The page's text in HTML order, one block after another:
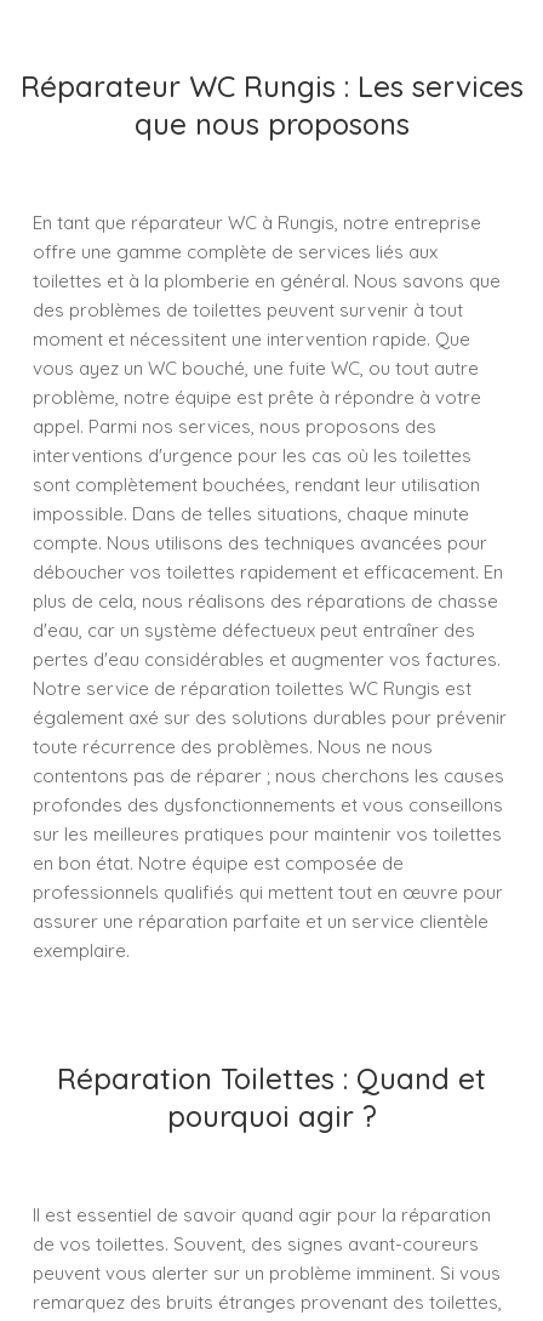
Réparateur WC Rungis : Les services
que nous proposons
En tant que réparateur WC à Rungis, notre entreprise
offre une gamme complète de services liés aux
toilettes et à la plomberie en général. Nous savons que
des problèmes de toilettes peuvent survenir à tout
moment et nécessitent une intervention rapide. Que
vous ayez un WC bouché, une fuite WC, ou tout autre
problème, notre équipe est prête à répondre à votre
appel. Parmi nos services, nous proposons des
interventions d'urgence pour les cas où les toilettes
sont complètement bouchées, rendant leur utilisation
impossible. Dans de telles situations, chaque minute
compte. Nous utilisons des techniques avancées pour
déboucher vos toilettes rapidement et efficacement. En
plus de cela, nous réalisons des réparations de chasse
d'eau, car un système défectueux peut entraîner des
pertes d'eau considérables et augmenter vos factures.
Notre service de réparation toilettes WC Rungis est
également axé sur des solutions durables pour prévenir
toute récurrence des problèmes. Nous ne nous
contentons pas de réparer ; nous cherchons les causes
profondes des dysfonctionnements et vous conseillons
sur les meilleures pratiques pour maintenir vos toilettes
en bon état. Notre équipe est composée de
professionnels qualifiés qui mettent tout en œuvre pour
assurer une réparation parfaite et un service clientèle
exemplaire.
Réparation Toilettes : Quand et
pourquoi agir ?
Il est essentiel de savoir quand agir pour la réparation
de vos toilettes. Souvent, des signes avant-coureurs
peuvent vous alerter sur un problème imminent. Si vous
remarquez des bruits étranges provenant des toilettes,